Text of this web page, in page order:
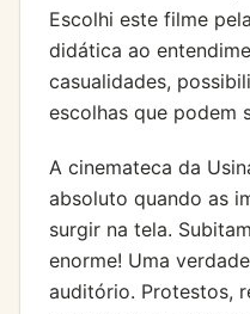
Escolhi este filme
didática ao
casualidades,
escolhas que podem
A cinemateca da
absoluto quando as
surgir na tela.
enorme! Uma
auditório. Protestos,